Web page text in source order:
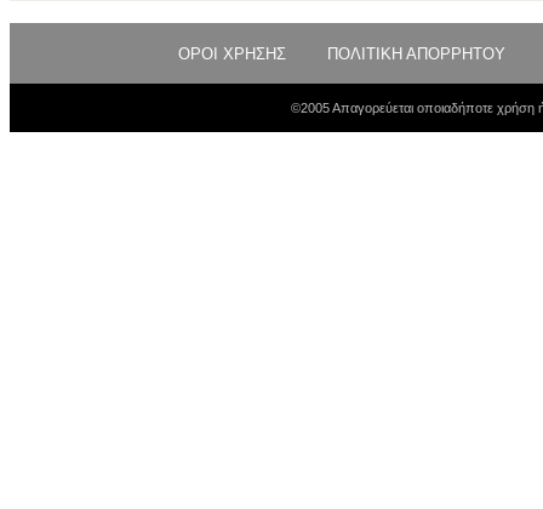
ΟΡΟΙ ΧΡΗΣΗΣ ΠΟΛΙΤΙΚΗ ΑΠΟΡΡΗΤΟΥ
©2005 Απαγορεύεται οποιαδήποτε χρήση